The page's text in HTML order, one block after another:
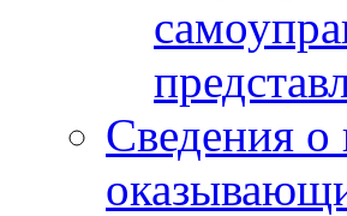
Сведения о